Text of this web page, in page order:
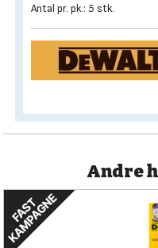
Antal pr. pk.: 5 stk.
Andre